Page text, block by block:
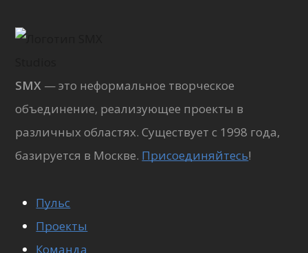
SMX — это неформальное творческое
объединение, реализующее проекты в
различных областях. Существует с 1998 года,
базируется в Москве. Присоединяйтесь!
Пульс
Проекты
Команда